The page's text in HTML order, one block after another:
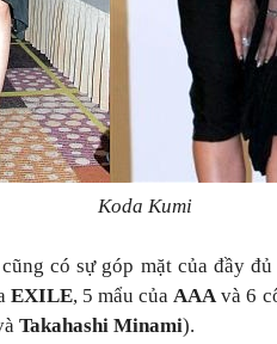
Koda Kumi
có sự góp mặt của đầy
EXILE, 5 mẩu củaAAA và 6
Takahashi Minami).